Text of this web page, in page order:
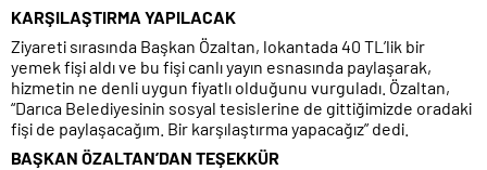
KARŞILAŞTIRMA YAPILACAK
Ziyareti sırasında Başkan Özaltan, lokantada 40 TL’lik bir
yemek fişi aldı ve bu fişi canlı yayın esnasında paylaşarak,
hizmetin ne denli uygun fiyatlı olduğunu vurguladı. Özaltan,
“Darıca Belediyesinin sosyal tesislerine de gittiğimizde oradaki
fişi de paylaşacağım. Bir karşılaştırma yapacağız” dedi.
BAŞKAN ÖZALTAN’DAN TEŞEKKÜR